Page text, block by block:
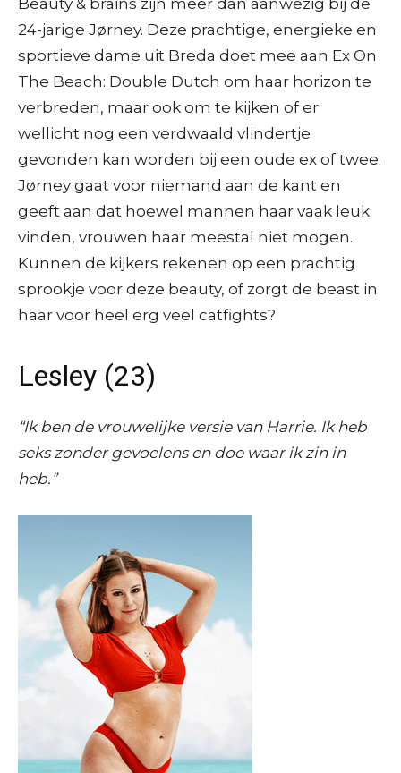
24-jarige Jørney. Deze prachtige, energieke en
sportieve dame uit Breda doet mee aan Ex On
The Beach: Double Dutch om haar horizon te
verbreden, maar ook om te kijken of er
wellicht nog een verdwaald vlindertje
gevonden kan worden bij een oude ex of twee.
Jørney gaat voor niemand aan de kant en
geeft aan dat hoewel mannen haar vaak leuk
vinden, vrouwen haar meestal niet mogen.
Kunnen de kijkers rekenen op een prachtig
sprookje voor deze beauty, of zorgt de beast in
haar voor heel erg veel catfights?
Lesley (23)
“Ik ben de vrouwelijke versie van Harrie. Ik heb
seks zonder gevoelens en doe waar ik zin in
heb.”